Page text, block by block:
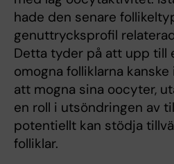
hade den senare
genuttrycksprofil
Detta tyder på att upp till
omogna folliklarna
att mogna sina oocyter,
en roll i utsöndringen av
potentiellt kan stödja
folliklar.